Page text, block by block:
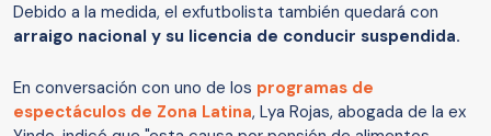
Debido a la medida, el exfutbolista también quedará con
arraigo nacional y su licencia de conducir suspendida.
En conversación con uno de los programas de
espectáculos de Zona Latina, Lya Rojas, abogada de la ex